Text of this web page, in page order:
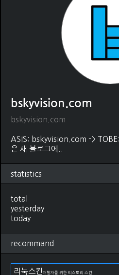
bskyvision.com
bskyvision.com
ASIS: bskyvision.com ->
은 새 블로그에..
statistics
total
yesterday
today
recommand
리눅스킨 개발자를 위한 티스토리 스킨